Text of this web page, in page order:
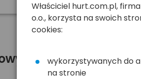
Właściciel hurt.com.pl,
o.o., korzysta na swoich
cookies:
wykorzystywanych do
na stronie